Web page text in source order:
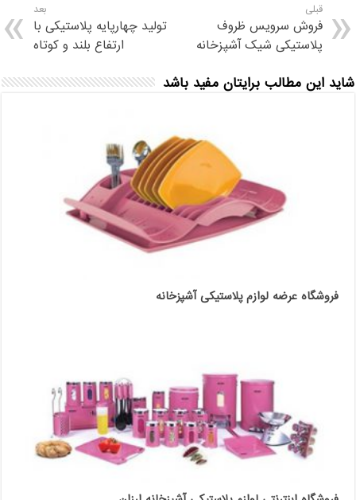
قبلی
فروش سرویس ظروف
پلاستیکی شیک آشپزخانه
بعد
تولید چهارپایه پلاستیکی با
ارتفاع بلند و کوتاه
شاید این مطالب برایتان مفید باشد
فروشگاه عرضه لوازم پلاستیکی آشپزخانه